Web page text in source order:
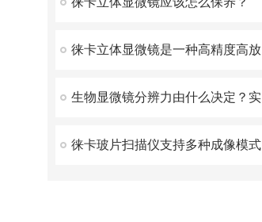
徕卡玻片扫描仪支持多种成像模式